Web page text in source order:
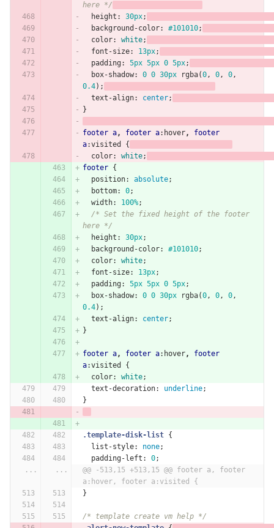
here */
height : 30px;
background-color: #101010;
color: white;
font-size: 13px;
padding : 5px 5px 0 5px;
box-shadow: 0 0 30px rgba(0, 0, 0,
0.4);
text-align: center;
}
footer a, footer a:hover,
footer
a:visited
{
color: white;
footer {
position: absolute;
bottom: 0;
width: 100%;
/* Set the fixed height of the footer
here */
height : 30px;
background-color: #101010;
color: white;
font-size: 13px;
padding : 5px 5px 0 5px;
box-shadow: 0 0 30px rgba(0, 0, 0,
0.4);
text-align: center;
}
footer a, footer a:hover,
footer
a:visited
{
color: white;
text-decoration: underline;
}
.template-disk-list {
list-style: none;
padding-left : 0;
...
...
@@ -513,15 +513,15 @@ footer a, footer
a:hover, footer a:visited {
}
/* template create vm help */